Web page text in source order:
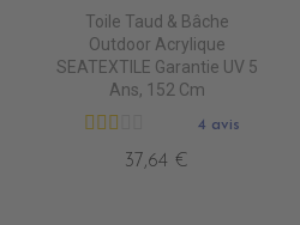
Toile Taud & Bâche
Outdoor Acrylique
SEATEXTILE Garantie UV 5
Ans, 152 Cm
4 avis
37,64 €